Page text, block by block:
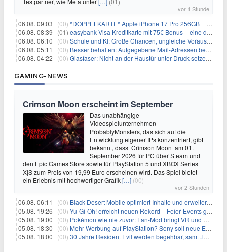
vor 1 Stunde
06.08. 09:03 | (00) *DOPPELKARTE* Apple iPhone 17 Pro 256GB + 80€ Online Bonus + 50GB 5G + Alles-Flat im Telekom-Netz für 44,94€/Monat – eff. 4,40€/Monat
06.08. 08:39 | (01) easybank Visa Kreditkarte mit 75€ Bonus – eine der besten Kreditkarten
06.08. 06:10 | (00) Schule und KI: Große Chancen, ungleiche Voraussetzungen
06.08. 05:11 | (00) Besser behalten: Aufgegebene Mail-Adressen bergen Gefahren
06.08. 04:22 | (00) Glasfaser: Nicht an der Haustür unter Druck setzen lassen
GAMING-NEWS
Crimson Moon erscheint im September
Das unabhängige
Videospielunternehmen
ProbablyMonsters, das sich auf die
Entwicklung eigener IPs konzentriert, gibt
bekannt, dass Crimson Moon am 01.
September 2026 für PC über Steam und
den Epic Games Store sowie für PlayStation 5 und XBOX Series
X|S zum Preis von 19,99 Euro erscheinen wird. Das Spiel bietet
ein Erlebnis mit hochwertiger Grafik[…] (00)
vor 2 Stunden
06.08. 06:11 | (00) Black Desert Mobile optimiert Inhalte und erweitert Treasure Access
05.08. 19:26 | (00) Yu‑Gi‑Oh! erreicht neuen Rekord – Feier‑Events gestartet
05.08. 19:00 | (00) Pokémon wie nie zuvor: Fan-Mod bringt VR und Ego-Perspektive nach Kanto
05.08. 18:30 | (00) Mehr Werbung auf PlayStation? Sony soll neue Einnahmequellen prüfen
05.08. 18:00 | (00) 30 Jahre Resident Evil werden begehbar, samt „lebensgroßem Leon“